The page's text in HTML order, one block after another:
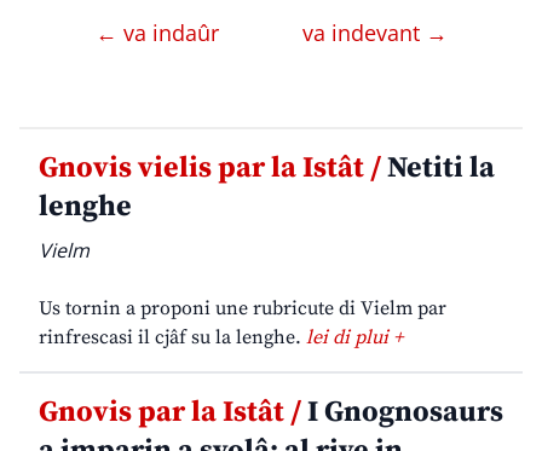
← va indaûr va indevant →
Gnovis vielis par la Istât /Netiti la
lenghe
Vielm
Us tornin a proponi une rubricute di Vielm par
rinfrescasi il cjâf su la lenghe. lei di plui +
Gnovis par la Istât /I Gnognosaurs